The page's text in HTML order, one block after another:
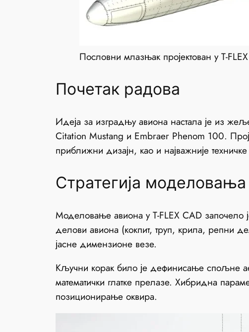
Пословни млазњак пројектован у T-
Почетак радова
Идеја за изградњу авиона настала је из
Citation Mustang и Embraer Phenom 100.
приближни дизајн, као и најважније
Стратегија моделовања
Моделовање авиона у T-FLEX CAD започело
делови авиона (кокпит, труп, крила, репни
јасне димензионе везе.
Кључни корак било је дефинисање спољне
математички глатке прелазе. Хибридна
позиционирање оквира.